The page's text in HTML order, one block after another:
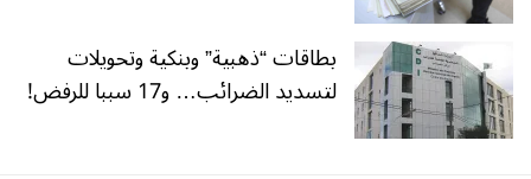
بطاقات “ذهبية” وبنكية وتحويلات
لتسديد الضرائب… و17 سببا للرفض!